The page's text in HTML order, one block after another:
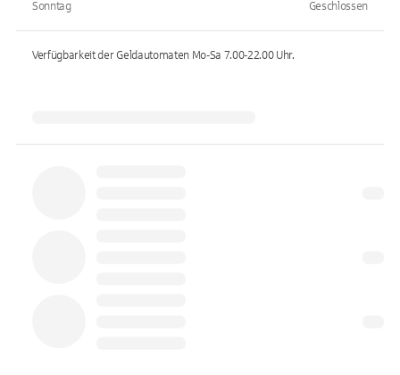
Sonntag Geschlossen
Verfügbarkeit der Geldautomaten Mo-Sa 7.00-22.00Uhr.